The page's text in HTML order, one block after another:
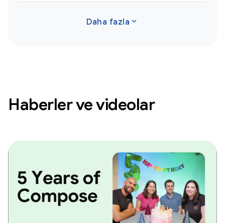
Daha fazla expand_more
Haberler ve videolar